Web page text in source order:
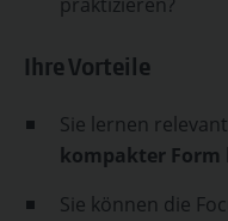
Ihre Vorteile
Sie lernen
kompakter Form
Sie können die